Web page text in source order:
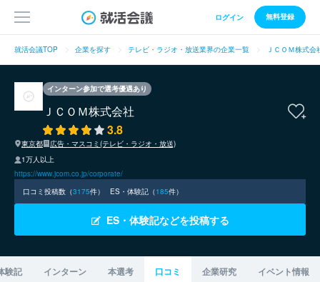
ログイン 無料登録
就活会議TOP 企業を探す テレビ・ラジオ・放送業界の企業一覧 ＪＣＯＭ株式会
インターン参加で選考優遇あり
ＪＣＯＭ株式会社
3.8
東京都
広告・マスコミ(テレビ・ラジオ・放送)
1万人以上
https://www.jcom.co.jp/corporate/
口コミ投稿数（3175件） ES・体験記（185件）
ES・体験記などを投稿する
験記 インターン 本選考 口コミ 企業研究 イベント情報